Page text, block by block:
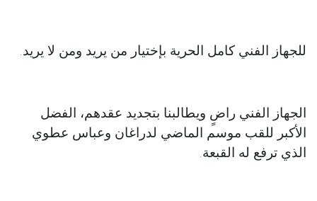
للجهاز الفني كامل الحرية بإختيار من يريد ومن لا يريد.
الجهاز الفني راضٍ ويطالبنا بتجديد عقدهم، الفضل
الأكبر للقب موسم الماضي لدراغان وعباس عطوي
الذي ترفع له القبعة.